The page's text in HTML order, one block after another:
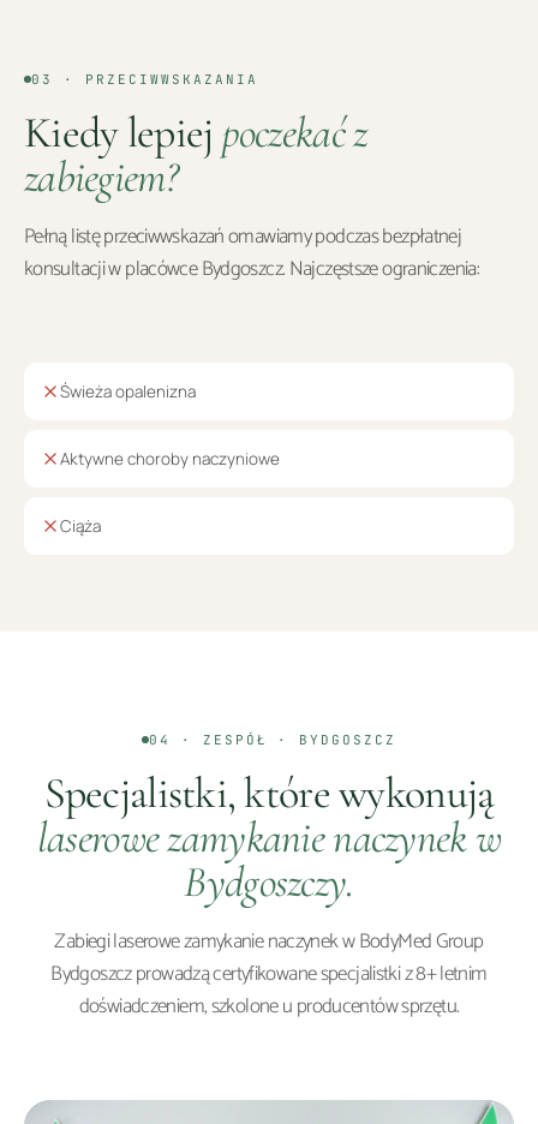
03 · PRZECIWWSKAZANIA
Kiedy lepiej poczekać z
zabiegiem?
Pełną listę przeciwwskazań omawiamy podczas bezpłatnej
konsultacji w placówceBydgoszcz. Najczęstsze ograniczenia:
Świeża opalenizna
Aktywne choroby naczyniowe
Ciąża
04 · ZESPÓŁ · BYDGOSZCZ
Specjalistki, które wykonują
laserowe zamykanie naczynekw
Bydgoszczy.
Zabiegilaserowe zamykanie naczynekw BodyMed Group
Bydgoszczprowadzą certyfikowane specjalistki z 8+ letnim
doświadczeniem, szkolone u producentów sprzętu.